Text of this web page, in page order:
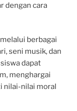
dengan cara
berbagai
seni musik, dan
dapat
menghargai
nilai-nilai moral